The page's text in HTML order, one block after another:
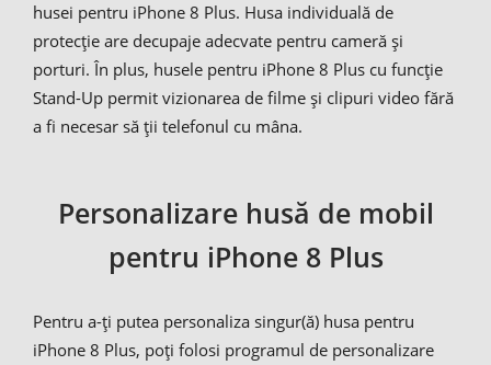
husei pentru iPhone 8 Plus. Husa individuală de
protecție are decupaje adecvate pentru cameră și
porturi. În plus, husele pentru iPhone 8 Plus cu funcție
Stand-Up permit vizionarea de filme și clipuri video fără
a fi necesar să ții telefonul cu mâna.
Personalizare husă de mobil
pentru iPhone 8 Plus
Pentru a-ți putea personaliza singur(ă) husa pentru
iPhone 8 Plus, poți folosi programul de personalizare